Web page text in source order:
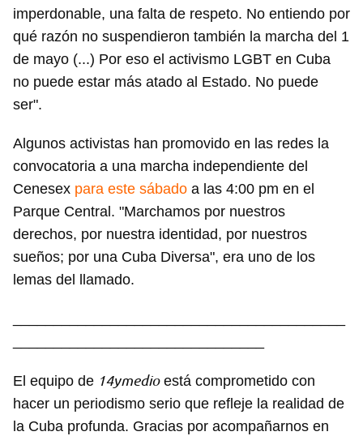
Para poder guardar como favorito, primero has de
INICIAR SESIÓN CANCELAR
imperdonable, una falta de respeto. No entiendo por
qué razón no suspendieron también la marcha del 1
de mayo (...) Por eso el activismo LGBT en Cuba
no puede estar más atado al Estado. No puede
ser".
Algunos activistas han promovido en las redes la
convocatoria a una marcha independiente del
Cenesex para este sábado a las 4:00 pm en el
Parque Central. "Marchamos por nuestros
derechos, por nuestra identidad, por nuestros
sueños; por una Cuba Diversa", era uno de los
lemas del llamado.
El equipo de 14ymedioestá comprometido con
hacer un periodismo serio que refleje la realidad de
la Cuba profunda. Gracias por acompañarnos en